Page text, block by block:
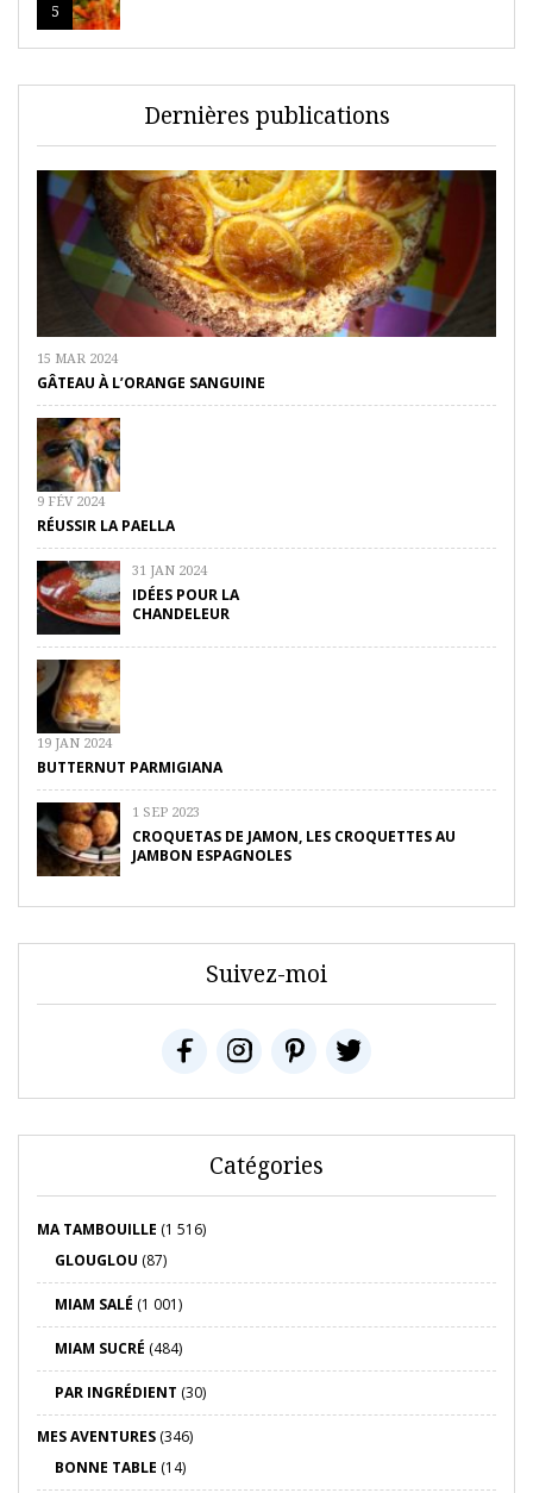
5
Dernières publications
15 MAR 2024
GÂTEAU À L’ORANGE SANGUINE
9 FÉV 2024
RÉUSSIR LA PAELLA
31 JAN 2024
IDÉES POUR LA
CHANDELEUR
19 JAN 2024
BUTTERNUT PARMIGIANA
1 SEP 2023
CROQUETAS DE JAMON, LES CROQUETTES AU
JAMBON ESPAGNOLES
Suivez-moi
Catégories
MA TAMBOUILLE (1 516)
GLOUGLOU (87)
MIAM SALÉ (1 001)
MIAM SUCRÉ (484)
PAR INGRÉDIENT (30)
MES AVENTURES (346)
BONNE TABLE (14)